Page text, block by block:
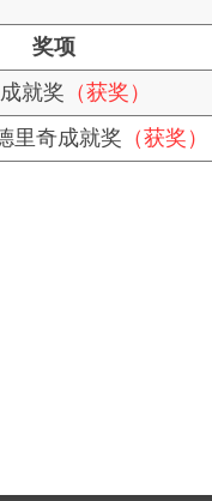
奖项
就奖 （获奖）
里奇成就奖 （获奖）